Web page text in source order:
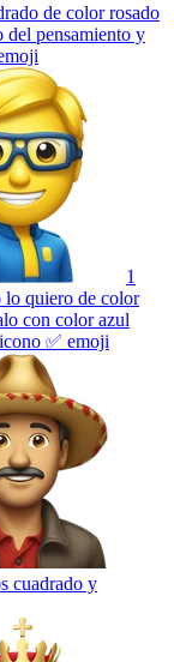
de color rosado
del pensamiento y
1
lo quiero de color
con color azul
✅ emoji
cuadrado y